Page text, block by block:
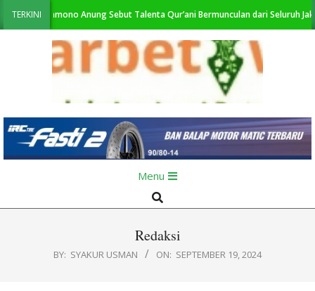
Skip
to
TERKINI
2026, Pramono Anung Sebut Talenta Qur’ani Bermunculan dari Seluruh
KabarBetawi.id
Menu
Menu
Search
Redaksi
BY: SYAKUR USMAN ON: SEPTEMBER 19, 2024